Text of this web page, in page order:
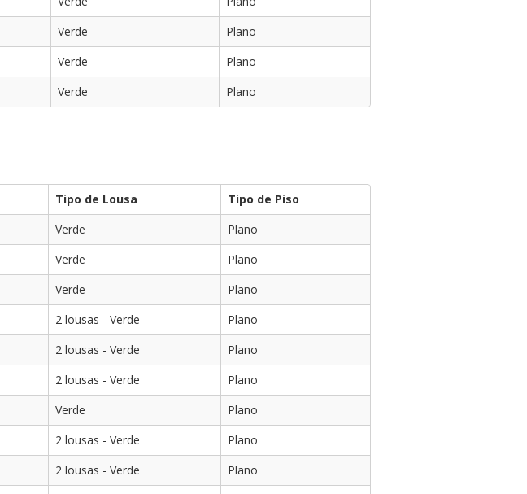
Verde
Plano
Verde
Plano
Verde Plano
Tipo de Lousa
Tipo de Piso
Verde
Plano
Verde
Plano
Verde
Plano
2 lousas - Verde
Plano
2 lousas - Verde
Plano
2 lousas - Verde
Plano
Verde
Plano
2 lousas - Verde
Plano
2 lousas - Verde
Plano